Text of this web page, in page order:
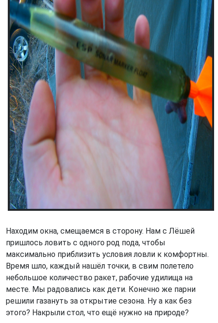
Находим окна, смещаемся в сторону. Нам с Лёшей
пришлось ловить с одного род пода, чтобы
максимально приблизить условия ловли к комфортны.
Время шло, каждый нашёл точки, в свим полетело
небольшое количество ракет, рабочие удилища на
месте. Мы радовались как дети. Конечно же парни
решили газануть за открытие сезона. Ну а как без
этого? Накрыли стол, что ещё нужно на природе?